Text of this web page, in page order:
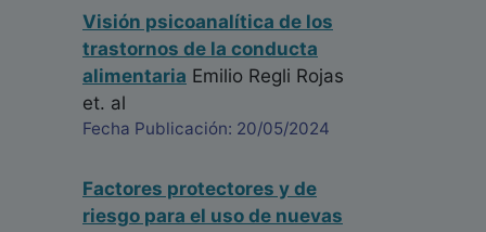
Visión psicoanalítica de los
trastornos de la conducta
alimentaria Emilio Regli Rojas
et. al
Fecha Publicación: 20/05/2024
Factores protectores y de
riesgo para el uso de nuevas